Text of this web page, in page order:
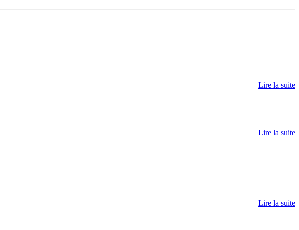
Lire la suite
Lire la suite
Lire la suite